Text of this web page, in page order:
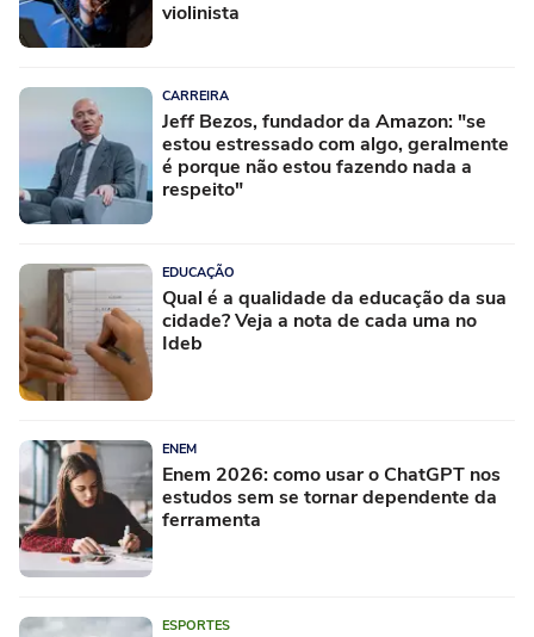
violinista
CARREIRA
Jeff Bezos, fundador da Amazon: "se
estou estressado com algo, geralmente
é porque não estou fazendo nada a
respeito"
EDUCAÇÃO
Qual é a qualidade da educação da sua
cidade? Veja a nota de cada uma no
Ideb
ENEM
Enem 2026: como usar o ChatGPT nos
estudos sem se tornar dependente da
ferramenta
ESPORTES